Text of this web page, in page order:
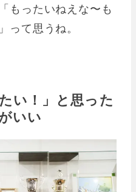
もったいねえな〜も
って思うね。
い！」と思った
いい